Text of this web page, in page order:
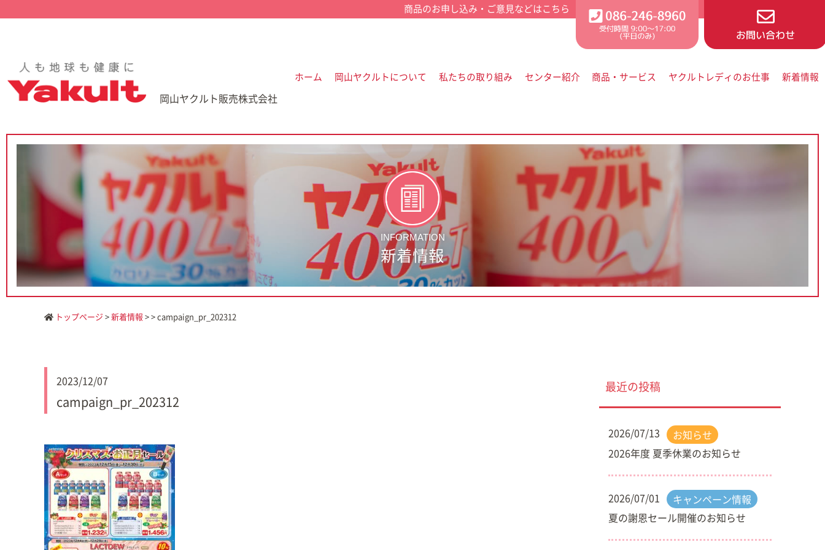
岡山ヤクルト販売株式会社
ホーム 岡山ヤクルトについて 私たちの取り組み センター紹介 商品・サービス ヤクルトレディのお仕事 新着情報
INFORMATION
新着情報
トップページ >新着情報 > > campaign_pr_202312
2023/12/07
campaign_pr_202312
最近の投稿
2026/07/13
お知らせ
2026年度 夏季休業のお知らせ
2026/07/01
キャンペーン情報
夏の謝恩セール開催のお知らせ